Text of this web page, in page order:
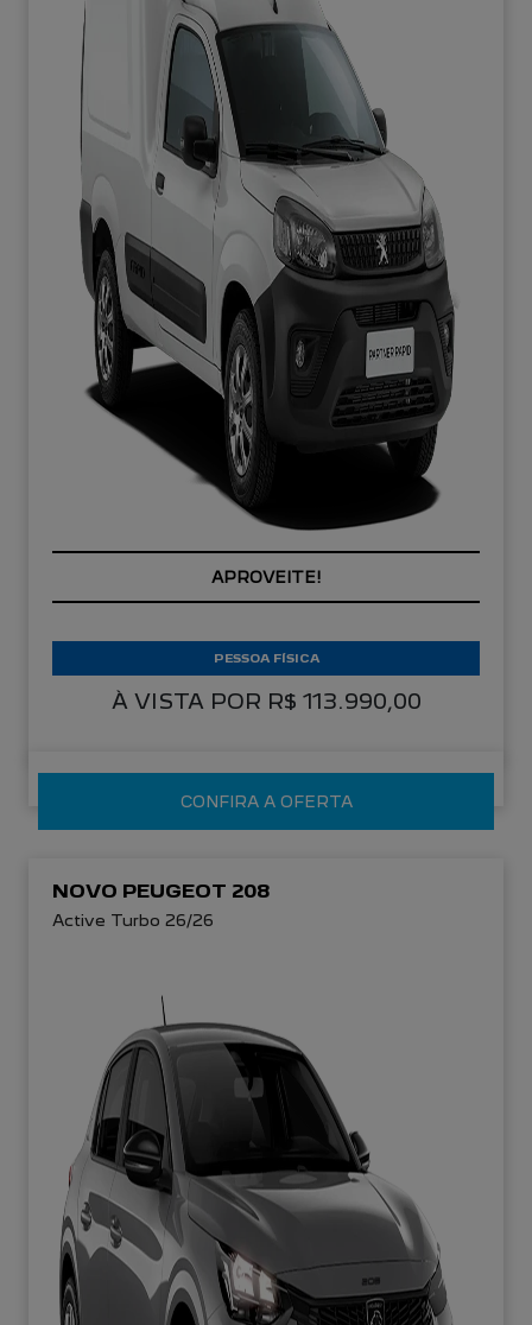
APROVEITE!
À VISTA POR R$ 113.990,00
PESSOA FÍSICA
CONFIRA A OFERTA
NOVO PEUGEOT 208
Active Turbo 26/26